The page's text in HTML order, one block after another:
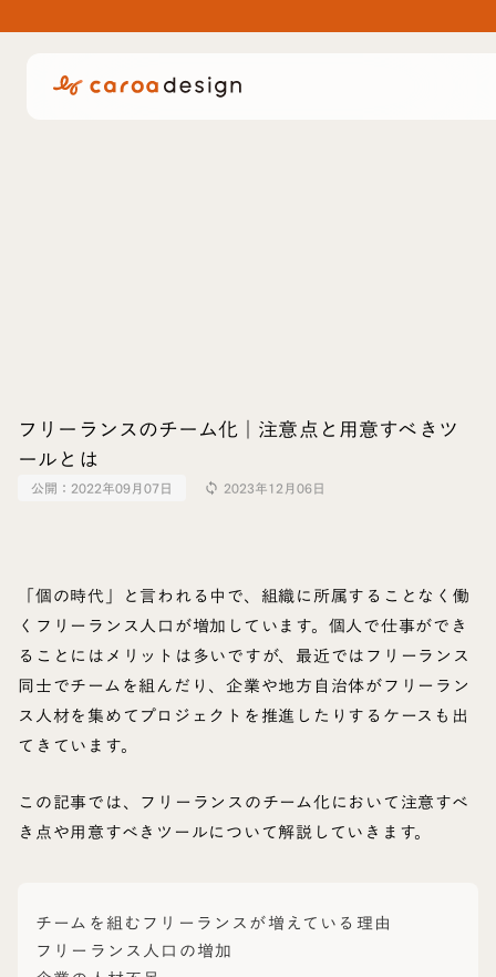
フリーランスのチーム化｜注意点と用意すべきツ
ールとは
公開： 2022年09月07日 sync 2023年12月06日
「個の時代」 と言われる中で、組織に所属することなく働
くフリーランス人口が増加しています。個人で仕事ができ
ることにはメリットは多いですが、最近ではフリーランス
同士でチームを組んだり、企業や地方自治体がフリーラン
ス人材を集めてプロジェクトを推進したりするケースも出
てきています。
この記事では、フリーランスのチーム化において注意すべ
き点や用意すべきツールについて解説していきます。
チームを組むフリーランスが増えている理由
フリーランス人口の増加